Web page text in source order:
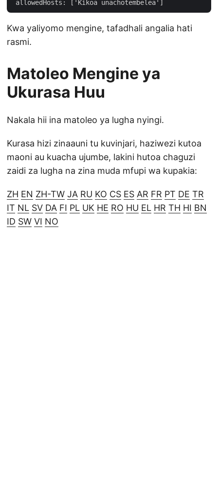
Kwa yaliyomo mengine, tafadhali angalia hati
rasmi.
Matoleo Mengine ya
Ukurasa Huu
Nakala hii ina matoleo ya lugha nyingi.
Kurasa hizi zinaauni tu kuvinjari, haziwezi kutoa
maoni au kuacha ujumbe, lakini hutoa chaguzi
zaidi za lugha na zina muda mfupi wa kupakia:
ZH EN ZH-TW JA RU KO CS ES AR FR PT DE TR
IT NL SV DA FI PL UK HE RO HU EL HR TH HI BN
ID SW VI NO